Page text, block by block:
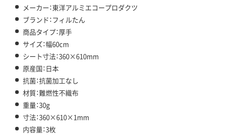
メーカー：東洋アルミエコープロダクツ
ブランド：フィルたん
商品タイプ：厚手
サイズ：幅60cm
シート寸法：360×610mm
原産国：日本
抗菌：抗菌加工なし
材質：難燃性不織布
重量：30g
寸法：360×610×1mm
内容量：3枚